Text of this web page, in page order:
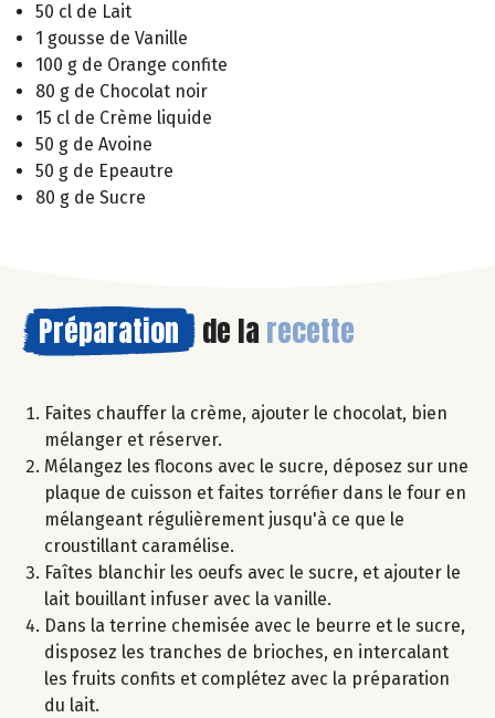
50 cl de Lait
1 gousse de Vanille
100 g de Orange confite
80 g de Chocolat noir
15 cl de Crème liquide
50 g de Avoine
50 g de Epeautre
80 g de Sucre
Préparation de la recette
Faites chauffer la crème, ajouter le chocolat, bien
mélanger et réserver.
Mélangez les flocons avec le sucre, déposez sur une
plaque de cuisson et faites torréfier dans le four en
mélangeant régulièrement jusqu'à ce que le
croustillant caramélise.
Faîtes blanchir les oeufs avec le sucre, et ajouter le
lait bouillant infuser avec la vanille.
Dans la terrine chemisée avec le beurre et le sucre,
disposez les tranches de brioches, en intercalant
les fruits confits et complétez avec la préparation
du lait.